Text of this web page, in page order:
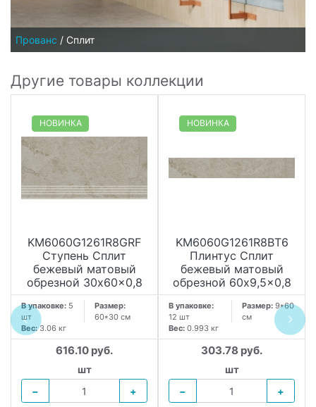
Прованс / Сплит
Другие товары коллекции
НОВИНКА
KM6060G1261R8GRF
Ступень Сплит
бежевый матовый
обрезной 30x60x0,8
В упаковке: 5
шт
Размер:
60*30 см
Вес:3.06 кг
616.10 руб.
шт
−
+
НОВИНКА
KM6060G1261R8BT6
Плинтус Сплит
бежевый матовый
обрезной 60x9,5x0,8
В упаковке:
12 шт
Размер: 9*60
см
Вес: 0.993 кг
303.78 руб.
шт
−
+